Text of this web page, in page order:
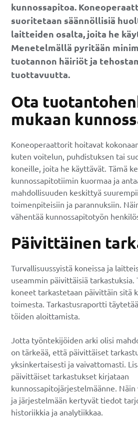
kunnossapitoa.
suoritetaan säännöllisiä
laitteiden osalta, joita he
Menetelmällä pyritään
tuotannon häiriöt ja
tuottavuutta.
Ota
mukaan
Koneoperaattorit hoitavat
kuten voitelun, puhdistuksen tai
koneille, joita he käyttävät. Tämä
kunnossapitotiimin kuormaa ja
mahdollisuuden keskittyä
toimenpiteisiin ja parannuksiin.
vähentää kunnossapitotyön
Päivittäinen
Turvallisuussyistä koneissa ja
useammin päivittäisiä
koneet tarkastetaan päivittäin sitä
toimesta. Tarkastusraportti
töiden aloittamista.
Jotta työntekijöiden arki olisi
on tärkeää, että päivittäiset
yksinkertaisesti ja vaivattomasti.
päivittäiset tarkastukset kirjataan
kunnossapitojärjestelmäänne.
ja järjestelmään kertyvät tiedot
historiikkia ja analytiikkaa.